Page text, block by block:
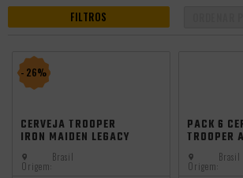
FILTROS
- 26%
CERVEJA TROOPER
IRON MAIDEN LEGACY
LAGER 473ML
Origem:
Brasil
PACK 6
TROOPER
473ML
Origem:
Brasil